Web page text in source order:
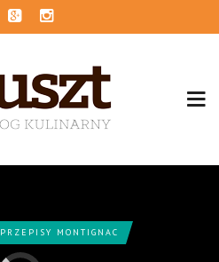
PRZEPISY MONTIGNAC